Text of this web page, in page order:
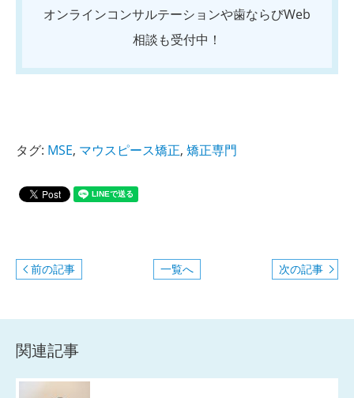
オンラインコンサルテーションや歯ならびWeb
相談も受付中！
タグ: MSE, マウスピース矯正, 矯正専門
前の記事 一覧へ 次の記事
関連記事